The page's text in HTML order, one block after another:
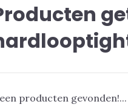
producten gevonden!...